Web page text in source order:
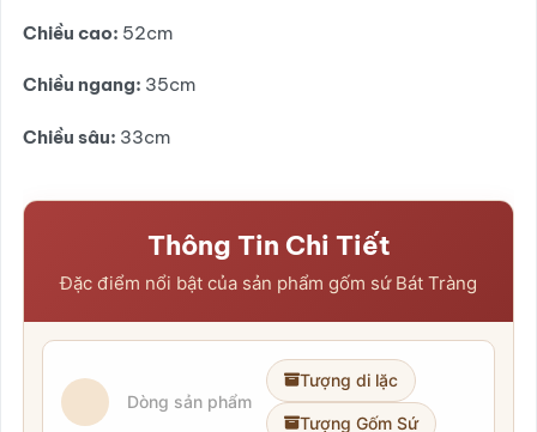
Chiều cao: 52cm
Chiều ngang: 35cm
Chiều sâu: 33cm
Thông Tin Chi Tiết
Đặc điểm nổi bật của sản phẩm gốm sứ Bát Tràng
Dòng sản phẩm
Tượng di lặc
Tượng Gốm Sứ